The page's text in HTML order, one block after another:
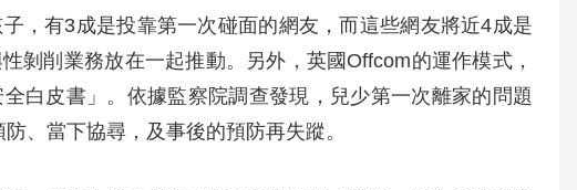
，有3成是投靠第一次碰面的網友，而這些網友將近4成是
剝削業務放在一起推動。另外，英國Offcom的運作模式，
白皮書」。依據監察院調查發現，兒少第一次離家的問題
、當下協尋，及事後的預防再失蹤。